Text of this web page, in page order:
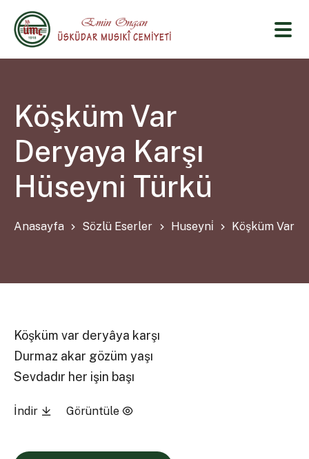
Köşküm Var
Deryaya Karşı
Hüseyni Türkü
Anasayfa Sözlü Eserler Huseyni̇ Köşküm Var
Köşküm var deryâya karşı
Durmaz akar gözüm yaşı
Sevdadır her işin başı
İndir Görüntüle